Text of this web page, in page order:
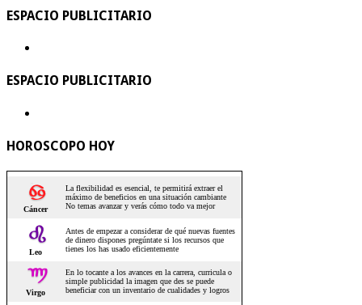
ESPACIO PUBLICITARIO
ESPACIO PUBLICITARIO
HOROSCOPO HOY